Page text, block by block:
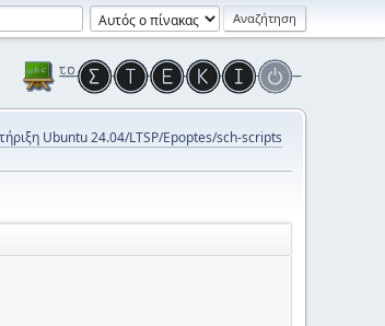
Ubuntu 24.04/LTSP/Epoptes/sch-scripts